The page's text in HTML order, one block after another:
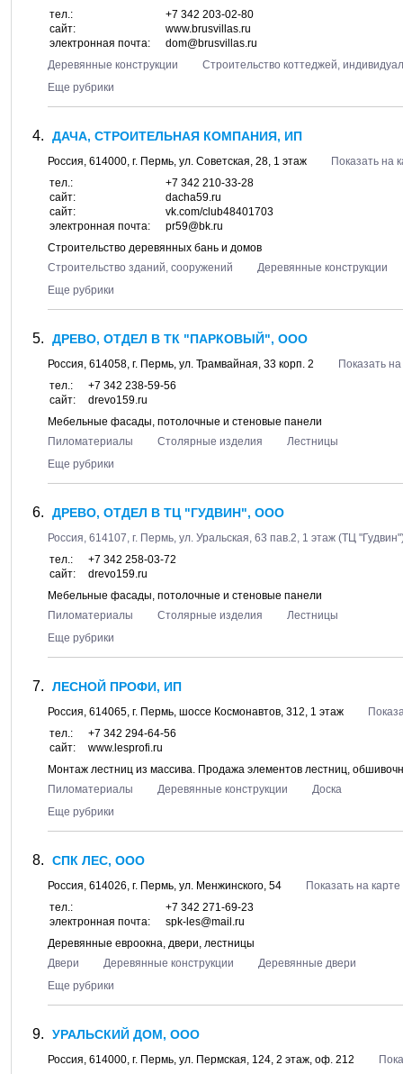
тел.:
+7 342 203-02-80
сайт:
www.brusvillas.ru
электронная почта:
dom@brusvillas.ru
Деревянные конструкции
Строительство коттеджей,
Еще рубрики
ДАЧА, СТРОИТЕЛЬНАЯ КОМПАНИЯ, ИП
Россия, 614000, г. Пермь, ул. Советская, 28, 1 этаж
Показать на
тел.:
+7 342 210-33-28
сайт:
dacha59.ru
сайт:
vk.com/club48401703
электронная почта:
pr59@bk.ru
Строительство деревянных бань и домов
Строительство зданий, сооружений
Деревянные конструкции
Еще рубрики
ДРЕВО, ОТДЕЛ В ТК "ПАРКОВЫЙ", ООО
Россия, 614058, г. Пермь, ул. Трамвайная, 33 корп. 2
Показать
тел.:
+7 342 238-59-56
сайт:
drevo159.ru
Мебельные фасады, потолочные и стеновые панели
Пиломатериалы
Столярные изделия
Лестницы
Еще рубрики
ДРЕВО, ОТДЕЛ В ТЦ "ГУДВИН", ООО
Россия, 614107, г. Пермь, ул. Уральская, 63 пав.2, 1 этаж (ТЦ
тел.:
+7 342 258-03-72
сайт:
drevo159.ru
Мебельные фасады, потолочные и стеновые панели
Пиломатериалы
Столярные изделия
Лестницы
Еще рубрики
ЛЕСНОЙ ПРОФИ, ИП
Россия, 614065, г. Пермь, шоссе Космонавтов, 312, 1 этаж
тел.:
+7 342 294-64-56
сайт:
www.lesprofi.ru
Монтаж лестниц из массива. Продажа элементов лестниц,
Пиломатериалы
Деревянные конструкции
Доска
Еще рубрики
СПК ЛЕС, ООО
Россия, 614026, г. Пермь, ул. Менжинского, 54
Показать на карте
тел.:
+7 342 271-69-23
электронная почта:
spk-les@mail.ru
Деревянные евроокна, двери, лестницы
Двери
Деревянные конструкции
Деревянные двери
Еще рубрики
УРАЛЬСКИЙ ДОМ, ООО
Россия, 614000, г. Пермь, ул. Пермская, 124, 2 этаж, оф. 212